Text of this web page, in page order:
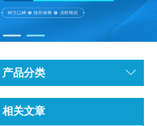
产品分类
相关文章